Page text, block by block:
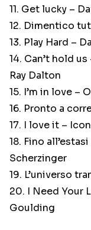
11. Get lucky –
12. Dimentico
13. Play Hard –
14. Can’t hold
Ray Dalton
15. I’m in love –
16. Pronto a
17. I love it –
18. Fino
Scherzinger
19. L’universo
20. I Need Your
Goulding